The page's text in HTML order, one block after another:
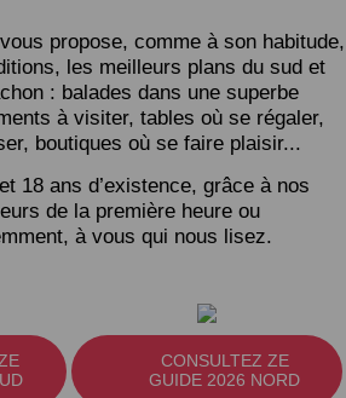
propose, comme à son habitude,
les meilleurs plans du sud et
: balades dans une superbe
à visiter, tables où se régaler,
boutiques où se faire plaisir...
18 ans d’existence, grâce à nos
de la première heure ou
à vous qui nous lisez.
CONSULTEZ ZE
GUIDE 2026 NORD